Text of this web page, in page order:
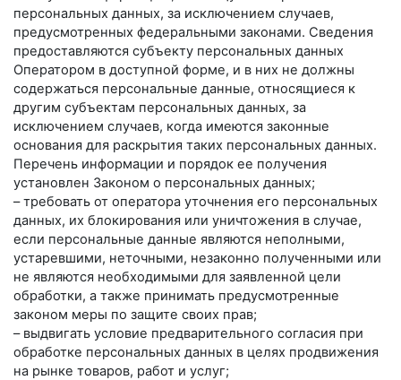
персональных данных, за исключением случаев,
предусмотренных федеральными законами. Сведения
предоставляются субъекту персональных данных
Оператором в доступной форме, и в них не должны
содержаться персональные данные, относящиеся к
другим субъектам персональных данных, за
исключением случаев, когда имеются законные
основания для раскрытия таких персональных данных.
Перечень информации и порядок ее получения
установлен Законом о персональных данных;
– требовать от оператора уточнения его персональных
данных, их блокирования или уничтожения в случае,
если персональные данные являются неполными,
устаревшими, неточными, незаконно полученными или
не являются необходимыми для заявленной цели
обработки, а также принимать предусмотренные
законом меры по защите своих прав;
– выдвигать условие предварительного согласия при
обработке персональных данных в целях продвижения
на рынке товаров, работ и услуг;